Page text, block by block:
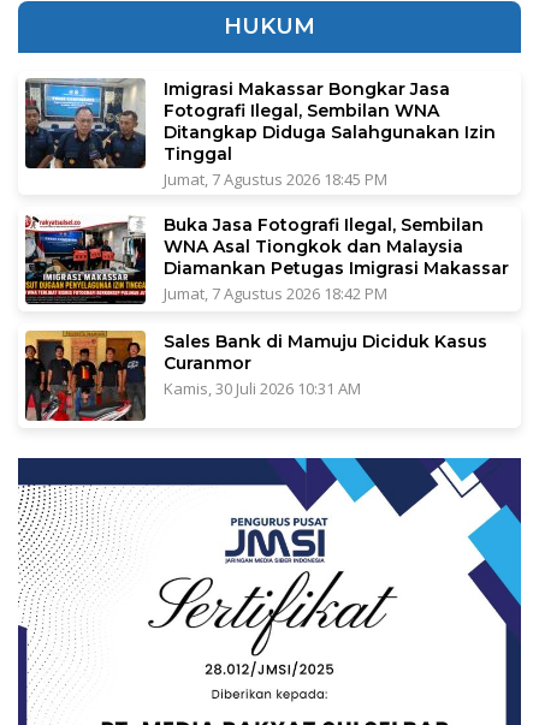
HUKUM
Imigrasi Makassar Bongkar Jasa
Fotografi Ilegal, Sembilan WNA
Ditangkap Diduga Salahgunakan Izin
Tinggal
Jumat, 7 Agustus 2026 18:45 PM
Buka Jasa Fotografi Ilegal, Sembilan
WNA Asal Tiongkok dan Malaysia
Diamankan Petugas Imigrasi Makassar
Jumat, 7 Agustus 2026 18:42 PM
Sales Bank di Mamuju Diciduk Kasus
Curanmor
Kamis, 30 Juli 2026 10:31 AM